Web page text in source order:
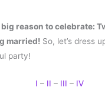
big reason to celebrate:
married! So, let’s dress
party!
I – II – III – IV